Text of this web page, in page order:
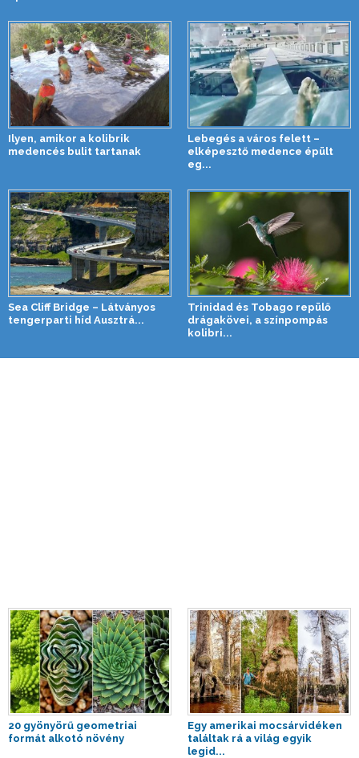
Ilyen, amikor a kolibrik
medencés bulit tartanak
Lebegés a város felett –
elképesztő medence épült
eg...
Sea Cliff Bridge – Látványos
tengerparti híd Ausztrá...
Trinidad és Tobago repülő
drágakövei, a színpompás
kolibri...
20 gyönyörű geometriai
formát alkotó növény
Egy amerikai mocsárvidéken
találtak rá a világ egyik
legid...